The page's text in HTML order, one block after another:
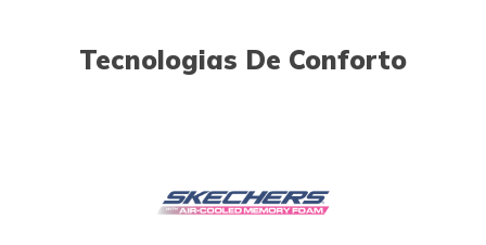
Tecnologias De Conforto